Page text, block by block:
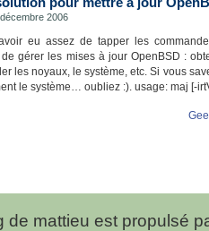
2006
eu assez de tapper les
de gérer les mises à jour OpenBSD :
les noyaux, le système, etc. Si vous
le système… oubliez :). usage: maj [-
de mattieu est propulsé